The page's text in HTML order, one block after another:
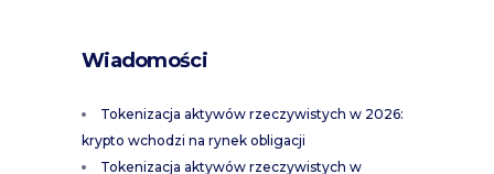
Wiadomości
Tokenizacja aktywów rzeczywistych w 2026:
krypto wchodzi na rynek obligacji
Tokenizacja aktywów rzeczywistych w